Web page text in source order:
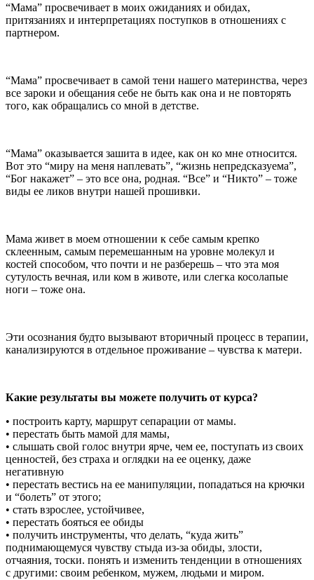
“Мама” просвечивает в моих ожиданиях и обидах,
притязаниях и интерпретациях поступков в отношениях с
партнером.
“Мама” просвечивает в самой тени нашего материнства, через
все зароки и обещания себе не быть как она и не повторять
того, как обращались со мной в детстве.
“Мама” оказывается зашита в идее, как он ко мне относится.
Вот это “миру на меня наплевать”, “жизнь непредсказуема”,
“Бог накажет” – это все она, родная. “Все” и “Никто” – тоже
виды ее ликов внутри нашей прошивки.
Мама живет в моем отношении к себе самым крепко
склеенным, самым перемешанным на уровне молекул и
костей способом, что почти и не разберешь – что эта моя
сутулость вечная, или ком в животе, или слегка косолапые
ноги – тоже она.
Эти осознания будто вызывают вторичный процесс в терапии,
канализируются в отдельное проживание – чувства к матери.
Какие результаты вы можете получить от курса?
• построить карту, маршрут сепарации от мамы.
• перестать быть мамой для мамы,
• слышать свой голос внутри ярче, чем ее, поступать из своих
ценностей, без страха и оглядки на ее оценку, даже
негативную
• перестать вестись на ее манипуляции, попадаться на крючки
и “болеть” от этого;
• стать взрослее, устойчивее,
• перестать бояться ее обиды
• получить инструменты, что делать, “куда жить”
поднимающемуся чувству стыда из-за обиды, злости,
отчаяния, тоски. понять и изменить тенденции в отношениях
с другими: своим ребенком, мужем, людьми и миром.